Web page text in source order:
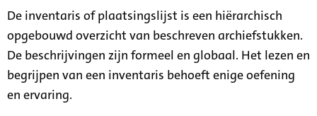
De inventaris of plaatsingslijst is een hiërarchisch
opgebouwd overzicht van beschreven archiefstukken.
De beschrijvingen zijn formeel en globaal. Het lezen en
begrijpen van een inventaris behoeft enige oefening
en ervaring.